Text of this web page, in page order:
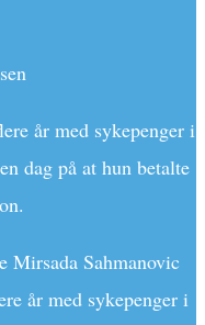
år med sykepenger i
dag på at hun betalte
Mirsada Sahmanovic
år med sykepenger i